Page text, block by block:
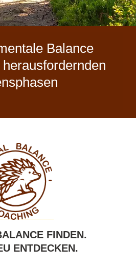
Balance
FINDEN.
ENTDECKEN.